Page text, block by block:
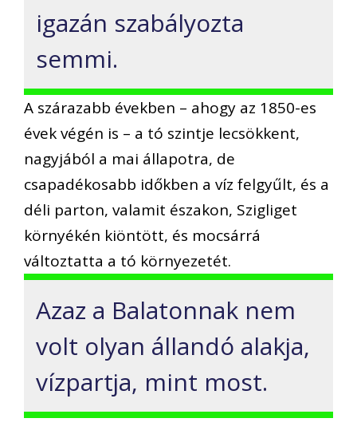
igazán szabályozta
semmi.
A szárazabb években – ahogy az 1850-es
évek végén is – a tó szintje lecsökkent,
nagyjából a mai állapotra, de
csapadékosabb időkben a víz felgyűlt, és a
déli parton, valamit északon, Szigliget
környékén kiöntött, és mocsárrá
változtatta a tó környezetét.
Azaz a Balatonnak nem
volt olyan állandó alakja,
vízpartja, mint most.